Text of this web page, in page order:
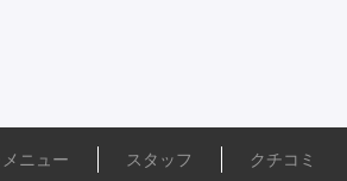
メニュー スタッフ クチコミ